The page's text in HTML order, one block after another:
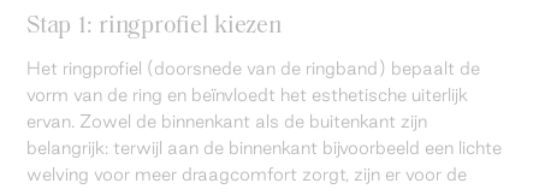
Stap 1: ringprofiel kiezen
Het ringprofiel (doorsnede van de ringband) bepaalt de
vorm van de ring en beïnvloedt het esthetische uiterlijk
ervan. Zowel de binnenkant als de buitenkant zijn
belangrijk: terwijl aan de binnenkant bijvoorbeeld een lichte
welving voor meer draagcomfort zorgt, zijn er voor de